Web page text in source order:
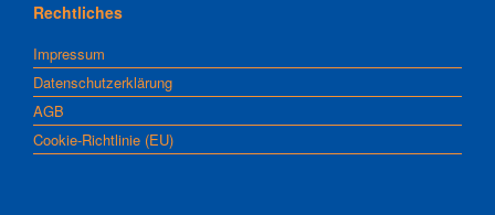
Rechtliches
Impressum
Datenschutzerklärung
AGB
Cookie-Richtlinie (EU)